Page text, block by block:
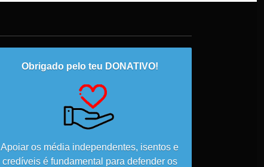
Obrigado pelo teu DONATIVO!
Apoiar os média independentes, isentos e
credíveis é fundamental para defender os